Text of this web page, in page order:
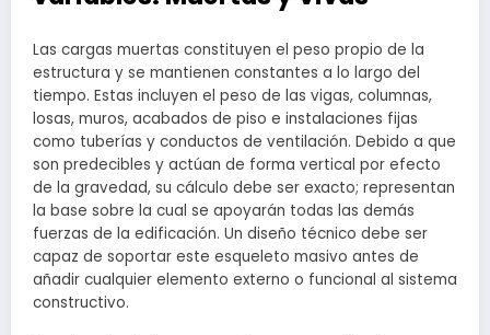
Las cargas muertas constituyen el peso propio de la
estructura y se mantienen constantes a lo largo del
tiempo. Estas incluyen el peso de las vigas, columnas,
losas, muros, acabados de piso e instalaciones fijas
como tuberías y conductos de ventilación. Debido a que
son predecibles y actúan de forma vertical por efecto
de la gravedad, su cálculo debe ser exacto; representan
la base sobre la cual se apoyarán todas las demás
fuerzas de la edificación. Un diseño técnico debe ser
capaz de soportar este esqueleto masivo antes de
añadir cualquier elemento externo o funcional al sistema
constructivo.